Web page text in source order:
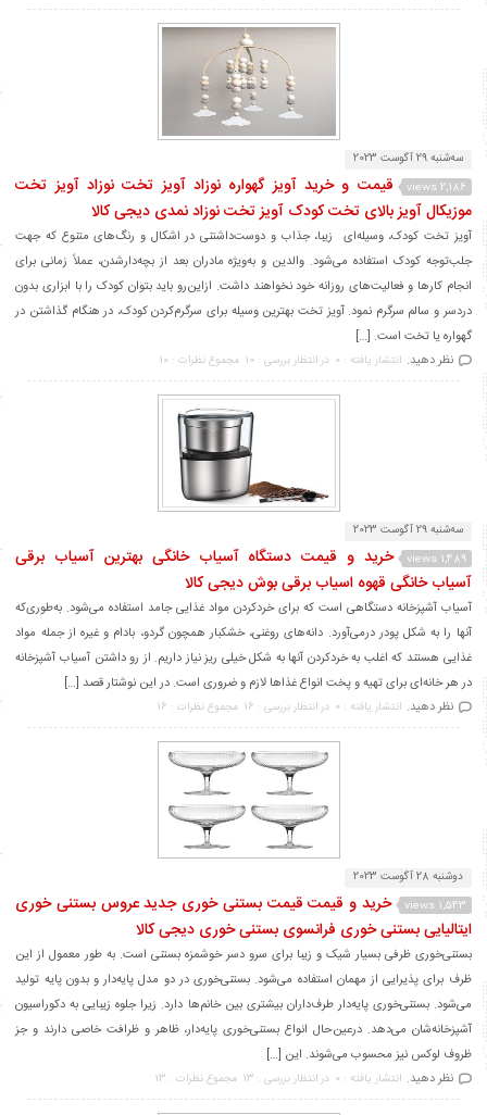
سه‌شنبه 29 آگوست 2023
2,186 views
قیمت و خرید آویز گهواره نوزاد آویز تخت نوزاد آویز تخت
موزیکال آویز بالای تخت کودک آویز تخت نوزاد نمدی دیجی کالا
آویز تخت کودک، وسیله‌ای زیبا، جذاب و دوست‌داشتنی در اشکال و رنگ‌های متنوع که جهت
جلب‌توجه کودک استفاده می‌شود. والدین و به‌ویژه مادران بعد از بچه‌دارشدن، عملاً زمانی برای
انجام کارها و فعالیت‌های روزانه خود نخواهند داشت. ازاین‌رو باید بتوان کودک را با ابزاری بدون
دردسر و سالم سرگرم نمود. آویز تخت بهترین وسیله برای سرگرم‌کردن کودک، در هنگام گذاشتن در
گهواره یا تخت است. […]
نظر دهید. انتشار یافته : 0 در انتظار بررسی : 10 مجموع نظرات : 10
سه‌شنبه 29 آگوست 2023
1,489 views
خرید و قیمت دستگاه آسیاب خانگی بهترین آسیاب برقی
آسیاب خانگی قهوه اسیاب برقی بوش دیجی کالا
آسیاب آشپزخانه دستگاهی است که برای خردکردن مواد غذایی جامد استفاده می‌شود. به‌طوری‌که
آنها را به شکل پودر درمی‌آورد. دانه‌های روغنی، خشکبار همچون گردو، بادام و غیره از جمله مواد
غذایی هستند که اغلب به خردکردن آنها به شکل خیلی ریز نیاز داریم. از رو داشتن آسیاب آشپزخانه
در هر خانه‌ای برای تهیه و پخت انواع غذاها لازم و ضروری است. در این نوشتار قصد […]
نظر دهید. انتشار یافته : 0 در انتظار بررسی : 16 مجموع نظرات : 16
دوشنبه 28 آگوست 2023
1,543 views
خرید و قیمت قیمت بستنی خوری جدید عروس بستنی خوری
ایتالیایی بستنی خوری فرانسوی بستنی خوری دیجی کالا
بستنی‌خوری ظرفی بسیار شیک و زیبا برای سرو دسر خوشمزه بستنی است. به طور معمول از این
ظرف برای پذیرایی از مهمان استفاده می‌شود. بستنی‌خوری در دو مدل پایه‌دار و بدون پایه تولید
می‌شود. بستنی‌خوری پایه‌دار طرف‌داران بیشتری بین خانم‌ها دارد. زیرا جلوه زیبایی به دکوراسیون
آشپزخانه‌شان می‌دهد. درعین‌حال انواع بستنی‌خوری پایه‌دار، ظاهر و ظرافت خاصی دارند و جز
ظروف لوکس نیز محسوب می‌شوند. این […]
نظر دهید. انتشار یافته : 0 در انتظار بررسی : 13 مجموع نظرات : 13